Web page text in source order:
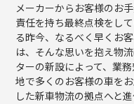
メーカーからお客様のお
責任を持ち最終点検をし
る昨今、なるべく早くお
は、そんな思いを抱え物
ターの新設によって、業
地で多くのお客様の車を
した新車物流の拠点へと進